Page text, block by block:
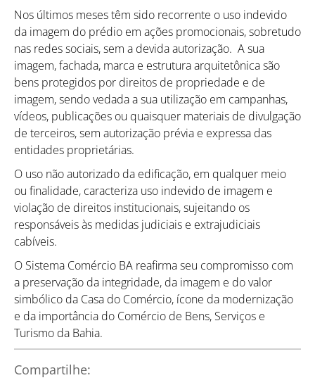
Como utilizar
Nos últimos meses têm sido recorrente o uso indevido
da imagem do prédio em ações promocionais, sobretudo
nas redes sociais, sem a devida autorização. A sua
imagem, fachada, marca e estrutura arquitetônica são
bens protegidos por direitos de propriedade e de
imagem, sendo vedada a sua utilização em campanhas,
vídeos, publicações ou quaisquer materiais de divulgação
de terceiros, sem autorização prévia e expressa das
entidades proprietárias.
O uso não autorizado da edificação, em qualquer meio
ou finalidade, caracteriza uso indevido de imagem e
violação de direitos institucionais, sujeitando os
responsáveis às medidas judiciais e extrajudiciais
cabíveis.
O Sistema Comércio BA reafirma seu compromisso com
a preservação da integridade, da imagem e do valor
simbólico da Casa do Comércio, ícone da modernização
e da importância do Comércio de Bens, Serviços e
Turismo da Bahia.
Compartilhe: